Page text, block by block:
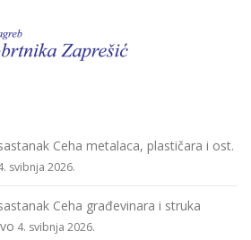
Ceha metalaca, plastičara i ost.
svibnja 2026.
Ceha građevinara i struka
4. svibnja 2026.